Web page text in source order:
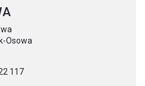
Osowa
117